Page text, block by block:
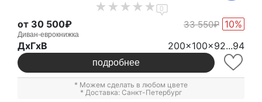
0
от 30 500₽ 33 550₽ 10%
Диван-еврокнижка
ДxГxВ 200x100x92...94
подробнее
* Можем сделать в любом цвете
* Доставка: Санкт-Петербург